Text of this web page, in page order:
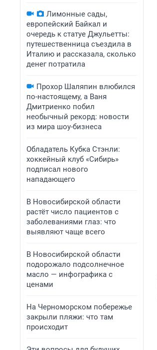
Лимонные сады,
европейский Байкал и
очередь к статуе Джульетты:
путешественница съездила в
Италию и рассказала, сколько
денег потратила
Прохор Шаляпин влюбился
по-настоящему, а Ваня
Дмитриенко побил
необычный рекорд: новости
из мира шоу-бизнеса
Обладатель Кубка Стэнли:
хоккейный клуб «Сибирь»
подписал нового
нападающего
В Новосибирской области
растёт число пациентов с
заболеваниями глаз: что
выявляют чаще всего
В Новосибирской области
подорожало подсолнечное
масло — инфографика с
ценами
На Черноморском побережье
закрыли пляжи: что там
происходит